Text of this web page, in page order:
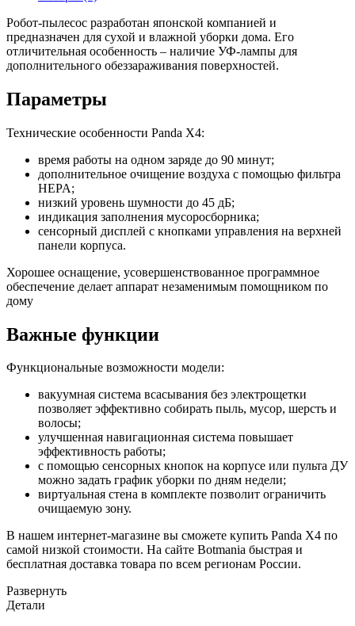
Робот-пылесос разработан японской компанией и
предназначен для сухой и влажной уборки дома. Его
отличительная особенность – наличие УФ-лампы для
дополнительного обеззараживания поверхностей.
Параметры
Технические особенности Panda X4:
время работы на одном заряде до 90 минут;
дополнительное очищение воздуха с помощью фильтра
HEPA;
низкий уровень шумности до 45 дБ;
индикация заполнения мусоросборника;
сенсорный дисплей с кнопками управления на верхней
панели корпуса.
Хорошее оснащение, усовершенствованное программное
обеспечение делает аппарат незаменимым помощником по
дому
Важные функции
Функциональные возможности модели:
вакуумная система всасывания без электрощетки
позволяет эффективно собирать пыль, мусор, шерсть и
волосы;
улучшенная навигационная система повышает
эффективность работы;
с помощью сенсорных кнопок на корпусе или пульта ДУ
можно задать график уборки по дням недели;
виртуальная стена в комплекте позволит ограничить
очищаемую зону.
В нашем интернет-магазине вы сможете купить Panda X4 по
самой низкой стоимости. На сайте Botmania быстрая и
бесплатная доставка товара по всем регионам России.
Развернуть
Детали